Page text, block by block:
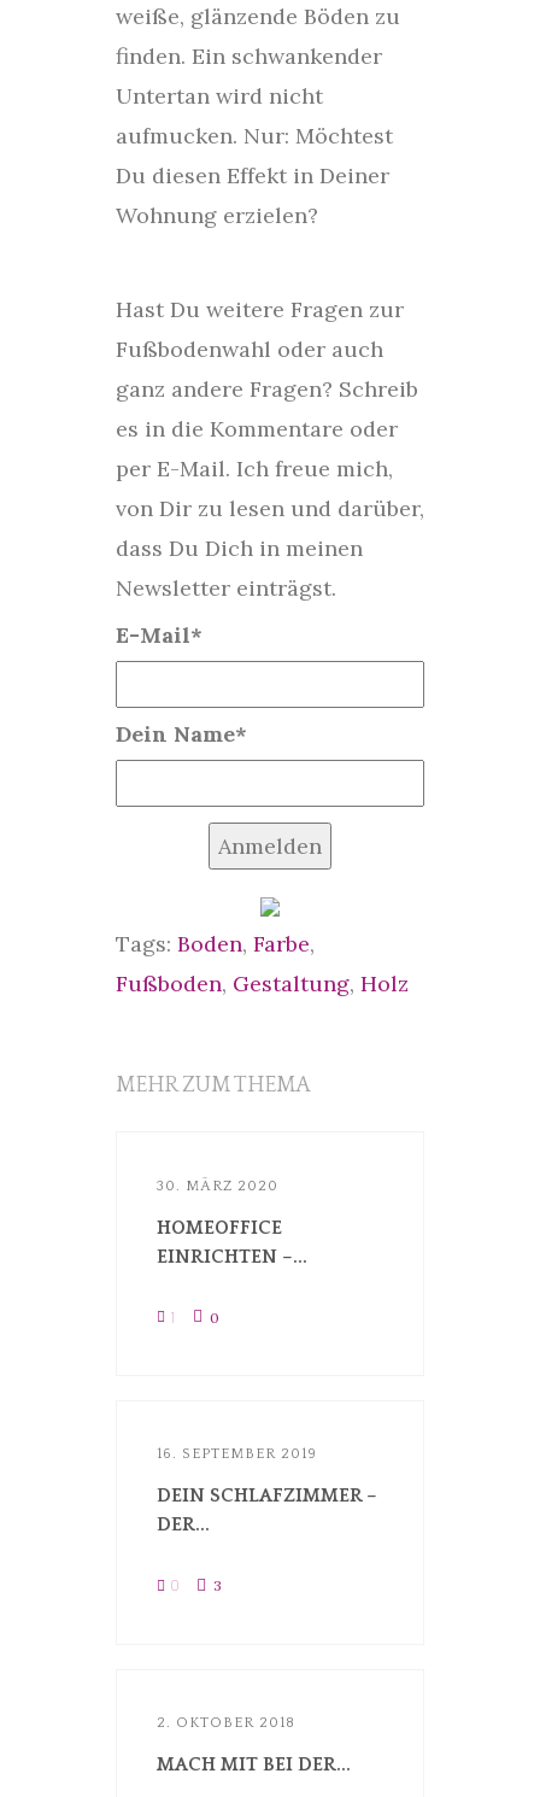
weiße, glänzende Böden zu
finden. Ein schwankender
Untertan wird nicht
aufmucken. Nur: Möchtest
Du diesen Effekt in Deiner
Wohnung erzielen?
Hast Du weitere Fragen zur
Fußbodenwahl oder auch
ganz andere Fragen? Schreib
es in die Kommentare oder
per E-Mail. Ich freue mich,
von Dir zu lesen und darüber,
dass Du Dich in meinen
Newsletter einträgst.
E-Mail*
Dein Name*
Anmelden
Tags: Boden, Farbe,
Fußboden, Gestaltung, Holz
MEHR ZUM THEMA
30. MÄRZ 2020
HOMEOFFICE
EINRICHTEN –...
1 0
16. SEPTEMBER 2019
DEIN SCHLAFZIMMER –
DER...
0 3
2. OKTOBER 2018
MACH MIT BEI DER...